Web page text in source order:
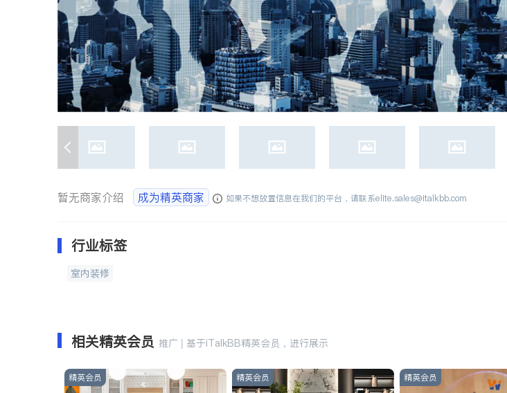
暂无商家介绍 成为精英商家 如果不想放置信息在我们的平台，请联系elite.sales@italkbb.com
行业标签
室内装修
相关精英会员 推广 | 基于iTalkBB精英会员，进行展示
精英会员 精英会员 精英会员